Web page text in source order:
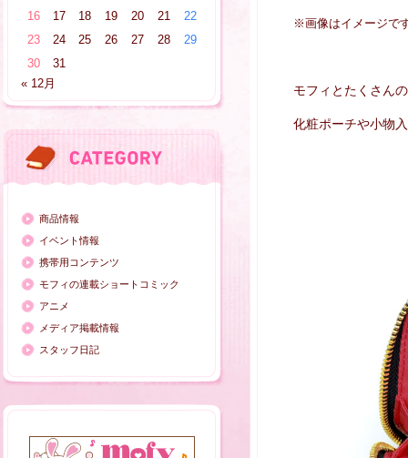
16
17 18 19 20 21
22
23
24 25 26 27 28
29
30
31
« 12月
商品情報
イベント情報
携帯用コンテンツ
モフィの連載ショートコミック
アニメ
メディア掲載情報
スタッフ日記
※画像はイメージで
モフィとたくさん
化粧ポーチや小物